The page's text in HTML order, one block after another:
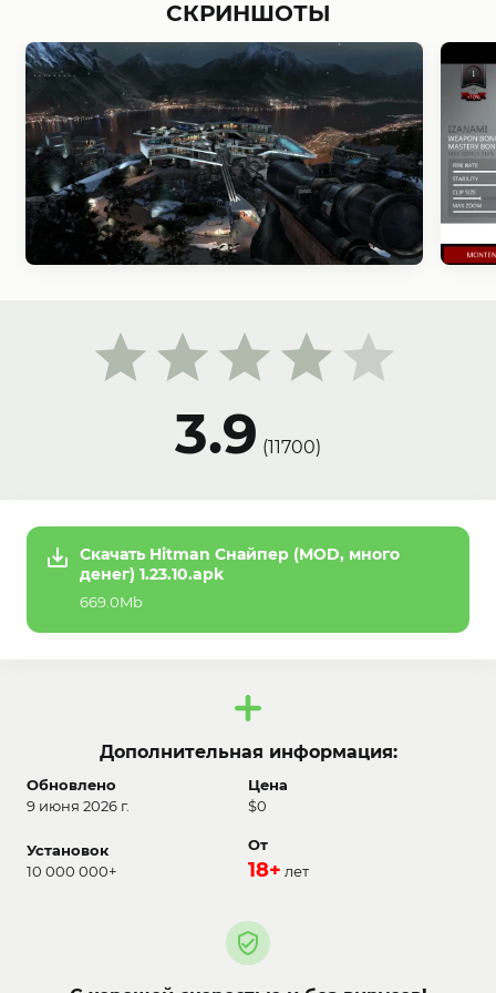
3.9 (11700)
СКРИНШОТЫ
Скачать Hitman Снайпер (MOD, много
денег) 1.23.10.apk
669.0Mb
Дополнительная информация:
Обновлено
9 июня 2026 г.
Цена
$0
Установок
10 000 000+
От
18+ лет